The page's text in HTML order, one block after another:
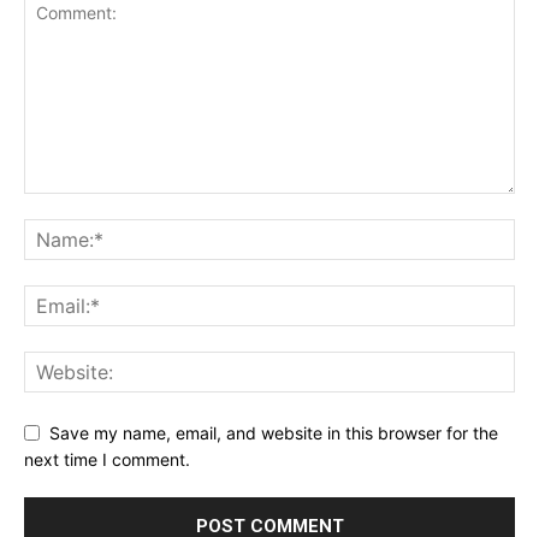
Save my name, email, and website in this browser for the
next time I comment.